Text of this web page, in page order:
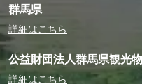
群馬県
詳細はこちら
公益財団法人群馬県観光
詳細はこちら